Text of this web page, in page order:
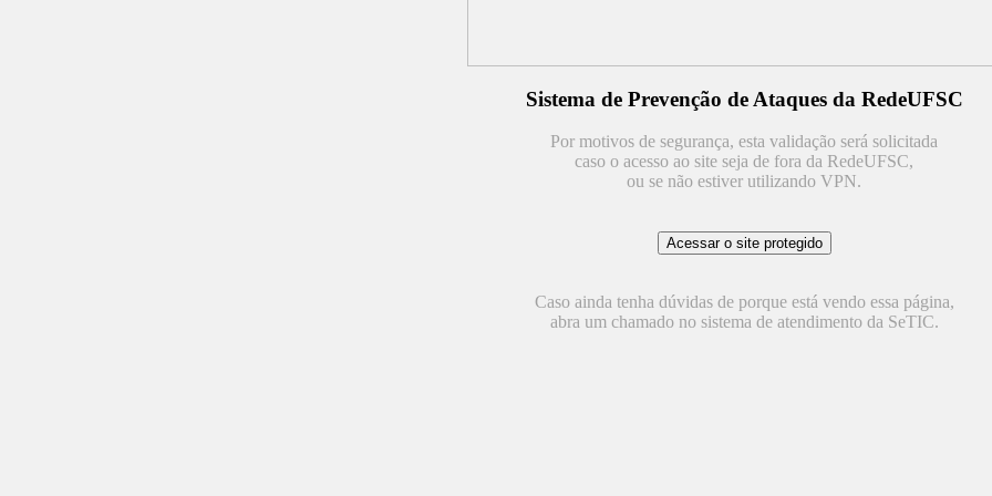
Sistema de Prevenção de Ataques da RedeUFSC
Por motivos de segurança, esta validação será solicitada
caso o acesso ao site seja de fora da RedeUFSC,
ou se não estiver utilizando VPN.
Caso ainda tenha dúvidas de porque está vendo essa página,
abra um chamado no sistema de atendimento da SeTIC.